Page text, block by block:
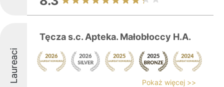
Laureaci
Tęcza s.c. Apteka. Małobłoccy H.A.
Pokaż więcej >>